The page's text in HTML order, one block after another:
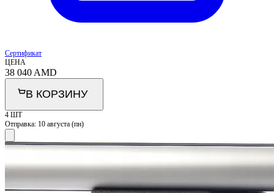
Сертификат
ЦЕНА
38 040 AMD
В КОРЗИНУ
4 ШТ
Отправка: 10 августа (пн)